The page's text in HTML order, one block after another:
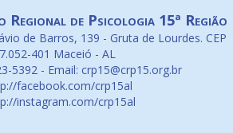
Regional de Psicologia 15ª Região
de Barros, 139 - Gruta de Lourdes. CEP
401 Maceió - AL
5392 - Email: crp15@crp15.org.br
facebook.com/crp15al
instagram.com/crp15al